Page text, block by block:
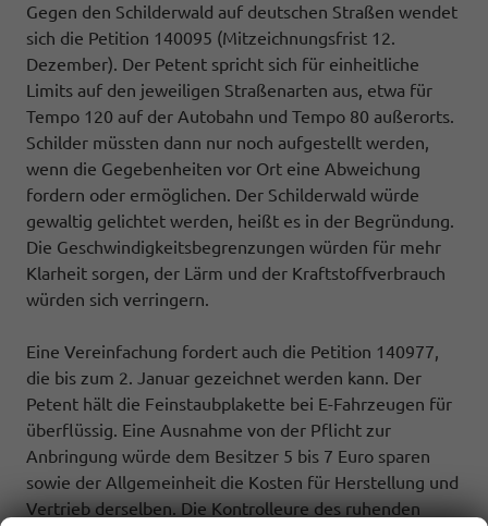
Gegen den Schilderwald auf deutschen Straßen wendet
sich die Petition 140095 (Mitzeichnungsfrist 12.
Dezember). Der Petent spricht sich für einheitliche
Limits auf den jeweiligen Straßenarten aus, etwa für
Tempo 120 auf der Autobahn und Tempo 80 außerorts.
Schilder müssten dann nur noch aufgestellt werden,
wenn die Gegebenheiten vor Ort eine Abweichung
fordern oder ermöglichen. Der Schilderwald würde
gewaltig gelichtet werden, heißt es in der Begründung.
Die Geschwindigkeitsbegrenzungen würden für mehr
Klarheit sorgen, der Lärm und der Kraftstoffverbrauch
würden sich verringern.
Eine Vereinfachung fordert auch die Petition 140977,
die bis zum 2. Januar gezeichnet werden kann. Der
Petent hält die Feinstaubplakette bei E-Fahrzeugen für
überflüssig. Eine Ausnahme von der Pflicht zur
Anbringung würde dem Besitzer 5 bis 7 Euro sparen
sowie der Allgemeinheit die Kosten für Herstellung und
Vertrieb derselben. Die Kontrolleure des ruhenden